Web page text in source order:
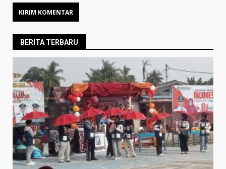
BERITA TERBARU